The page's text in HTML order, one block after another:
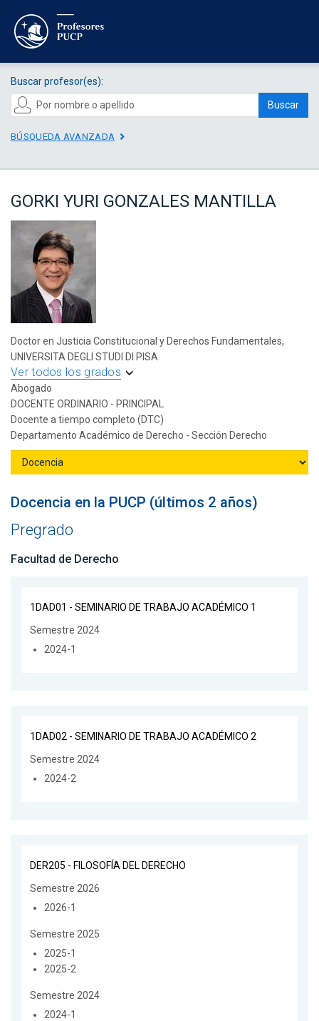
Buscar profesor(es):
Buscar
BÚSQUEDA AVANZADA
GORKI YURI GONZALES MANTILLA
Doctor en Justicia Constitucional y Derechos Fundamentales,
UNIVERSITA DEGLI STUDI DI PISA
Ver todos los grados
Abogado
DOCENTE ORDINARIO - PRINCIPAL
Docente a tiempo completo (DTC)
Departamento Académico de Derecho - Sección Derecho
Docencia en la PUCP (últimos 2 años)
Pregrado
Facultad de Derecho
1DAD01 - SEMINARIO DE TRABAJO ACADÉMICO 1
Semestre 2024
2024-1
1DAD02 - SEMINARIO DE TRABAJO ACADÉMICO 2
Semestre 2024
2024-2
DER205 - FILOSOFÍA DEL DERECHO
Semestre 2026
2026-1
Semestre 2025
2025-1
2025-2
Semestre 2024
2024-1